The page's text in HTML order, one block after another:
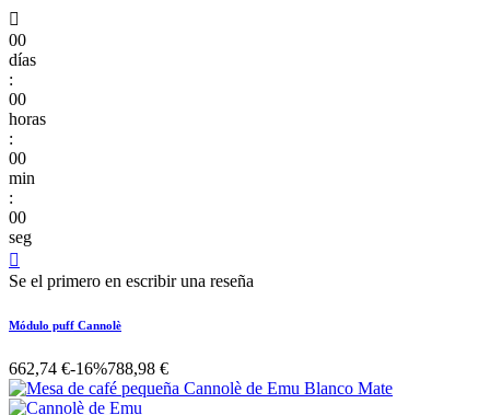

00
días
:
00
horas
:
00
min
:
00
seg

Se el primero en escribir una reseña
Módulo puff Cannolè
662,74 €-16%788,98 €